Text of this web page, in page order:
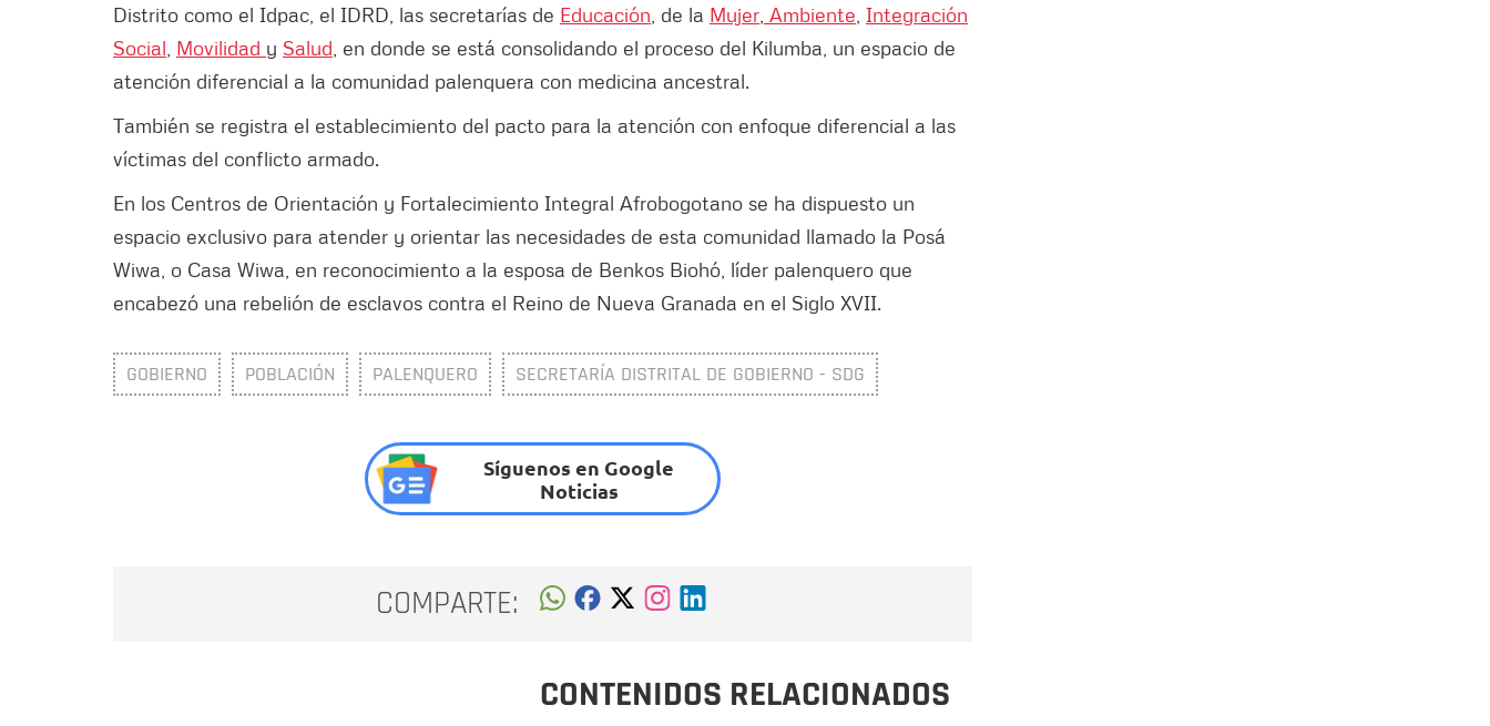
Distrito como el Idpac, el IDRD, las secretarías de Educación , de la Mujer Ambiente Integración
Social Movilidad y Salud , en donde se está consolidando el proceso del Kilumba, un espacio de
atención diferencial a la comunidad palenquera con medicina ancestral.
También se registra el establecimiento del pacto para la atención con enfoque diferencial a las
víctimas del conflicto armado.
En los Centros de Orientación y Fortalecimiento Integral Afrobogotano se ha dispuesto un
espacio exclusivo para atender y orientar las necesidades de esta comunidad llamado la Posá
Wiwa, o Casa Wiwa, en reconocimiento a la esposa de Benkos Biohó, líder palenquero que
encabezó una rebelión de esclavos contra el Reino de Nueva Granada en el Siglo XVII.
GOBIERNO POBLACIÓN PALENQUERO SECRETARÍA DISTRITAL DE GOBIERNO - SDG
Síguenos en Google
Noticias
COMPARTE:
CONTENIDOS RELACIONADOS